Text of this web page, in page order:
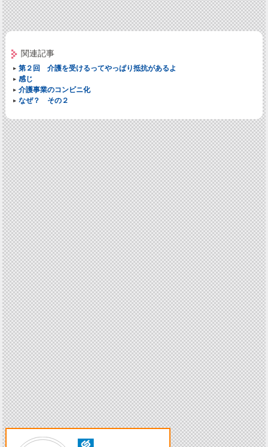
関連記事
第２回 介護を受けるってやっぱり抵抗があるよ
感じ
介護事業のコンビニ化
なぜ？ その２